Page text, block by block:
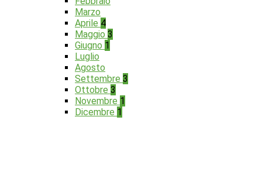
Marzo
Aprile 4
Maggio 3
Giugno 1
Luglio
Agosto
Settembre 3
Ottobre 3
Novembre 1
Dicembre 1